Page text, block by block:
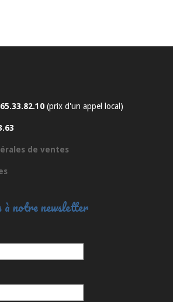
(prix d'un appel local)
de ventes
à notre newsletter